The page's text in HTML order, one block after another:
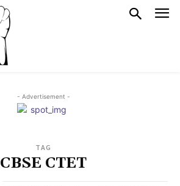
- Advertisement -
TAG
CBSE CTET